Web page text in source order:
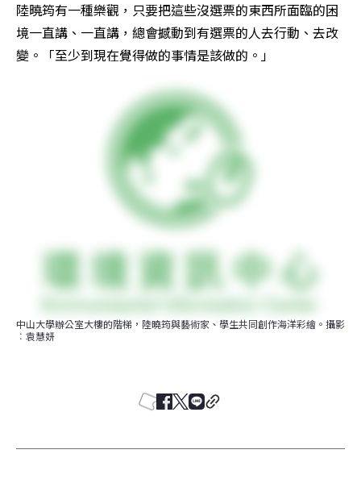
陸曉筠有一種樂觀，只要把這些沒選票的東西所面臨的困
境一直講、一直講，總會撼動到有選票的人去行動、去改
變。「至少到現在覺得做的事情是該做的。」
中山大學辦公室大樓的階梯，陸曉筠與藝術家、學生共同創作海洋彩繪。攝影
︰袁慧妍